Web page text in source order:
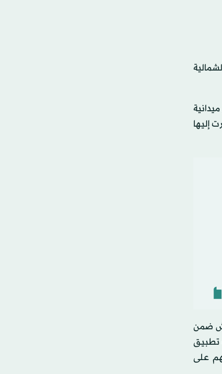
إليها
ضمن
تطويع 6 آلاف عنصر بهدف تطبيق
على